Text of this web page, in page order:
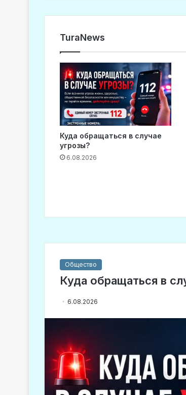
TuraNews
Куда обращаться в случае
угрозы?
6.08.2026